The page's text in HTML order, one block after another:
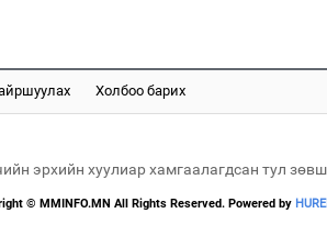
Холбоо барих
эрхийн хуулиар хамгаалагдсан тул
© MMINFO.MN All Rights Reserved. Powered by